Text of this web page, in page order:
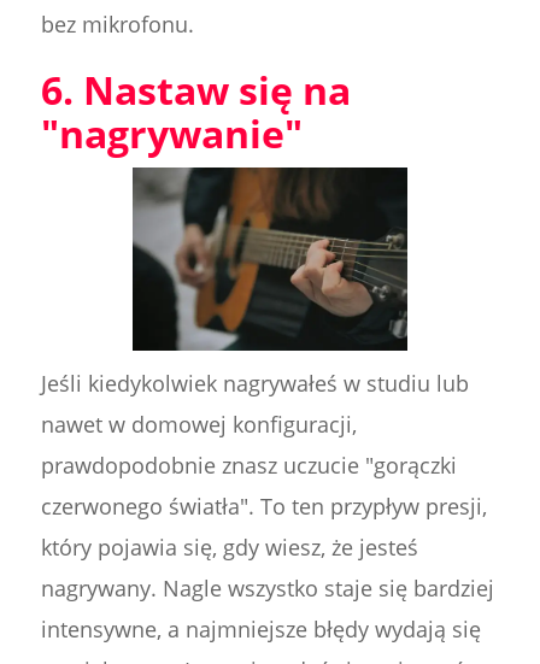
bez mikrofonu.
6. Nastaw się na
"nagrywanie"
Jeśli kiedykolwiek nagrywałeś w studiu lub
nawet w domowej konfiguracji,
prawdopodobnie znasz uczucie "gorączki
czerwonego światła". To ten przypływ presji,
który pojawia się, gdy wiesz, że jesteś
nagrywany. Nagle wszystko staje się bardziej
intensywne, a najmniejsze błędy wydają się